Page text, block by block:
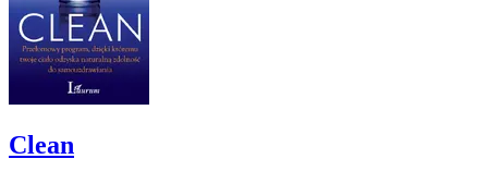
Clean